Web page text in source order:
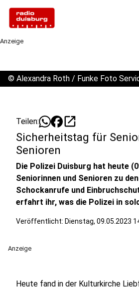
Anzeige
© Alexandra Roth / Funke Foto
Teilen: open_in_new
Sicherheitstag für
Senioren
Die Polizei Duisburg hat heute
Seniorinnen und Senioren zu
Schockanrufe und
erfahrt ihr, was die Polizei in
Veröffentlicht: Dienstag, 09.05.2023
Anzeige
Heute fand in der Kulturkirche